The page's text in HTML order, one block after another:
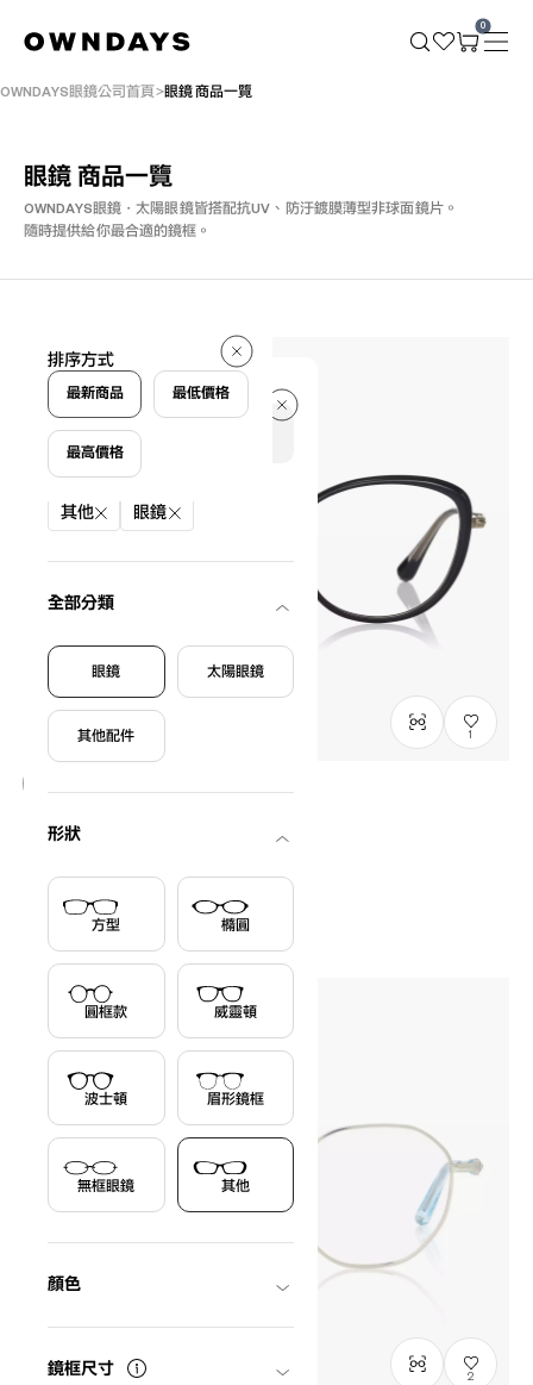
0
OWNDAYS眼鏡公司首頁 眼鏡 商品一覽
眼鏡 商品一覽
OWNDAYS眼鏡・太陽眼鏡皆搭配抗UV、防汙鍍膜薄型非球面鏡片。
隨時提供給你最合適的鏡框。
105 件
篩選條件
其他 眼鏡
全部分類
眼鏡 太陽眼鏡
其他配件
形狀
方型 橢圓
圓框款 威靈頓
波士頓 眉形鏡框
無框眼鏡 其他
顏色
鏡框尺寸
排序方式
最新商品 最低價格
最高價格
1
Graph Belle
GB2049M-6SC1 / Size: M
HK$1,180.00
2